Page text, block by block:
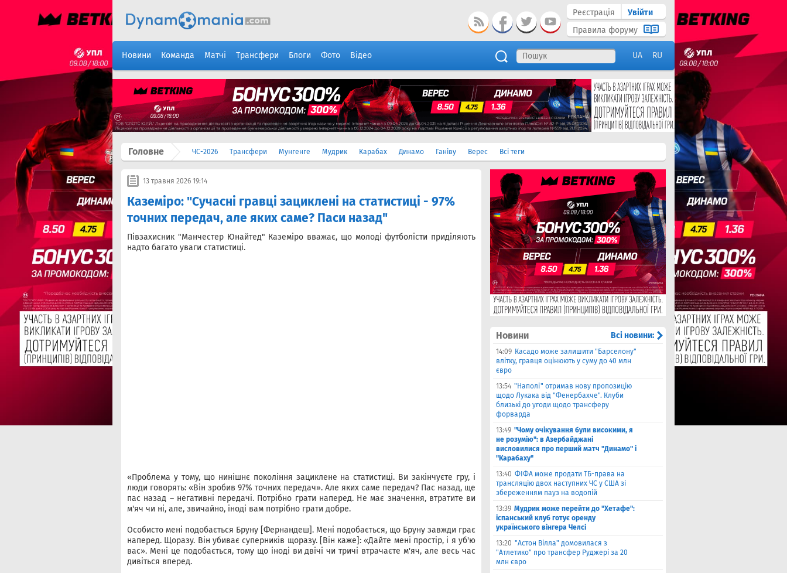
Реєстрація
Увійти
Правила форуму
Новини Команда Матчі Трансфери Блоги Фото Відео UA RU
Головне ЧС-2026 Трансфери Мунгенге Мудрик Карабах Динамо Ганіву Верес Всі теги
13 травня 2026 19:14
Каземіро: "Сучасні гравці зациклені на статистиці - 97%
точних передач, але яких саме? Паси назад"
Півзахисник "Манчестер Юнайтед" Каземіро вважає, що молоді футболісти приділяють
надто багато уваги статистиці.
«Проблема у тому, що нинішнє покоління зациклене на статистиці. Ви закінчуєте гру, і
люди говорять: «Він зробив 97% точних передач». Але яких саме передач? Пас назад, ще
пас назад – негативні передачі. Потрібно грати наперед. Не має значення, втратите ви
м'яч чи ні, але, звичайно, іноді вам потрібно грати добре.
Особисто мені подобається Бруну [Фернандеш]. Мені подобається, що Бруну завжди грає
наперед. Щоразу. Він убиває суперників щоразу. [Він каже]: «Дайте мені простір, і я уб'ю
вас». Мені це подобається, тому що іноді ви двічі чи тричі втрачаєте м'яч, але весь час
дивіться вперед.
Новини Всі новини:
14:09 Касадо може залишити "Барселону"
влітку, гравця оцінюють у суму до 40 млн
євро
13:54 "Наполі" отримав нову пропозицію
щодо Лукака від "Фенербахче". Клуби
близькі до угоди щодо трансферу
форварда
13:49 "Чому очікування були високими, я
не розумію": в Азербайджані
висловилися про перший матч "Динамо" і
"Карабаху"
13:40 ФІФА може продати ТБ-права на
трансляцію двох наступних ЧС у США зі
збереженням пауз на водопій
13:39 Мудрик може перейти до "Хетафе":
іспанський клуб готує оренду
українського вінгера Челсі
13:20 "Астон Вілла" домовилася з
"Атлетико" про трансфер Руджері за 20
млн євро